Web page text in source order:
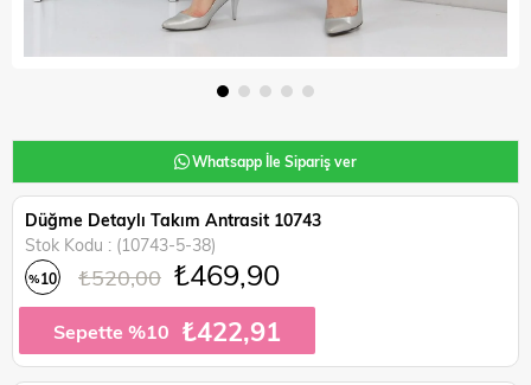
Whatsapp İle Sipariş ver
Düğme Detaylı Takım Antrasit 10743
Stok Kodu
(10743-5-38)
%10 ₺520,00 ₺469,90
Sepette %10 ₺422,91